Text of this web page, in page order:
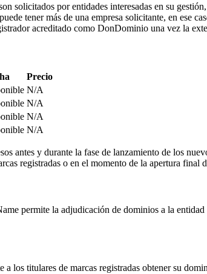
solicitados por entidades interesadas en su
tener más de una empresa solicitante, en ese
acreditado como DonDominio una vez la
Precio
N/A
N/A
N/A
N/A
antes y durante la fase de lanzamiento de los
registradas o en el momento de la apertura
permite la adjudicación de dominios a la
a los titulares de marcas registradas obtener su